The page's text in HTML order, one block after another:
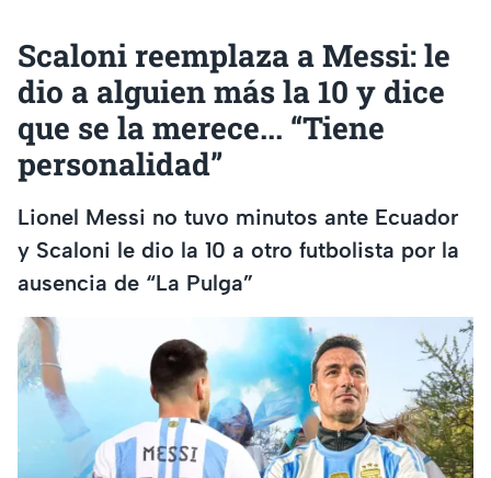
Scaloni reemplaza a Messi: le
dio a alguien más la 10 y dice
que se la merece... “Tiene
personalidad”
Lionel Messi no tuvo minutos ante Ecuador
y Scaloni le dio la 10 a otro futbolista por la
ausencia de “La Pulga”